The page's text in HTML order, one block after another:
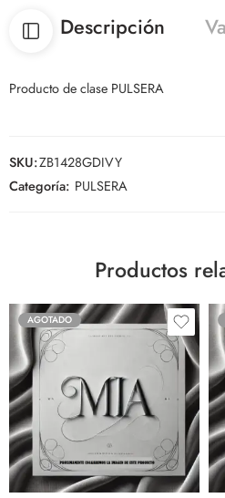
Descripción
Producto de clase PULSERA
SKU:ZB1428GDIVY
Categoría: PULSERA
Productos
AGOTADO